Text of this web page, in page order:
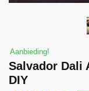
Aanbieding!
Salvador Dali
DIY